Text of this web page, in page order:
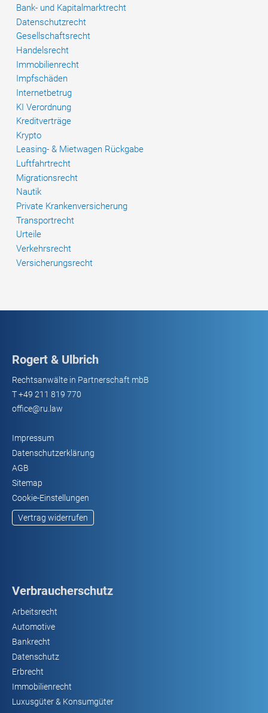
Bank- und Kapitalmarktrecht
Datenschutzrecht
Gesellschaftsrecht
Handelsrecht
Immobilienrecht
Impfschäden
Internetbetrug
KI Verordnung
Kreditverträge
Krypto
Leasing- & Mietwagen Rückgabe
Luftfahrtrecht
Migrationsrecht
Nautik
Private Krankenversicherung
Transportrecht
Urteile
Verkehrsrecht
Versicherungsrecht
Rogert & Ulbrich
Rechtsanwälte in Partnerschaft mbB
T+49 211 819 770
office@ru.law
Impressum
Datenschutzerklärung
AGB
Sitemap
Cookie-Einstellungen
Vertrag widerrufen
Verbraucherschutz
Arbeitsrecht
Automotive
Bankrecht
Datenschutz
Erbrecht
Immobilienrecht
Luxusgüter & Konsumgüter